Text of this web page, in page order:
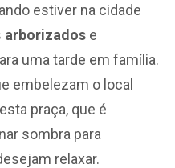
estiver na cidade
arborizados e
uma tarde em família.
embelezam o local
praça, que é
sombra para
relaxar.